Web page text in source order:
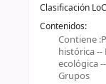
Clasificación
Contenidos:
Contiene
histórica --
ecológica
Grupos